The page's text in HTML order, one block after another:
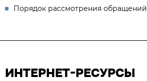
Порядок рассмотрения обращений
ИНТЕРНЕТ-РЕСУРСЫ